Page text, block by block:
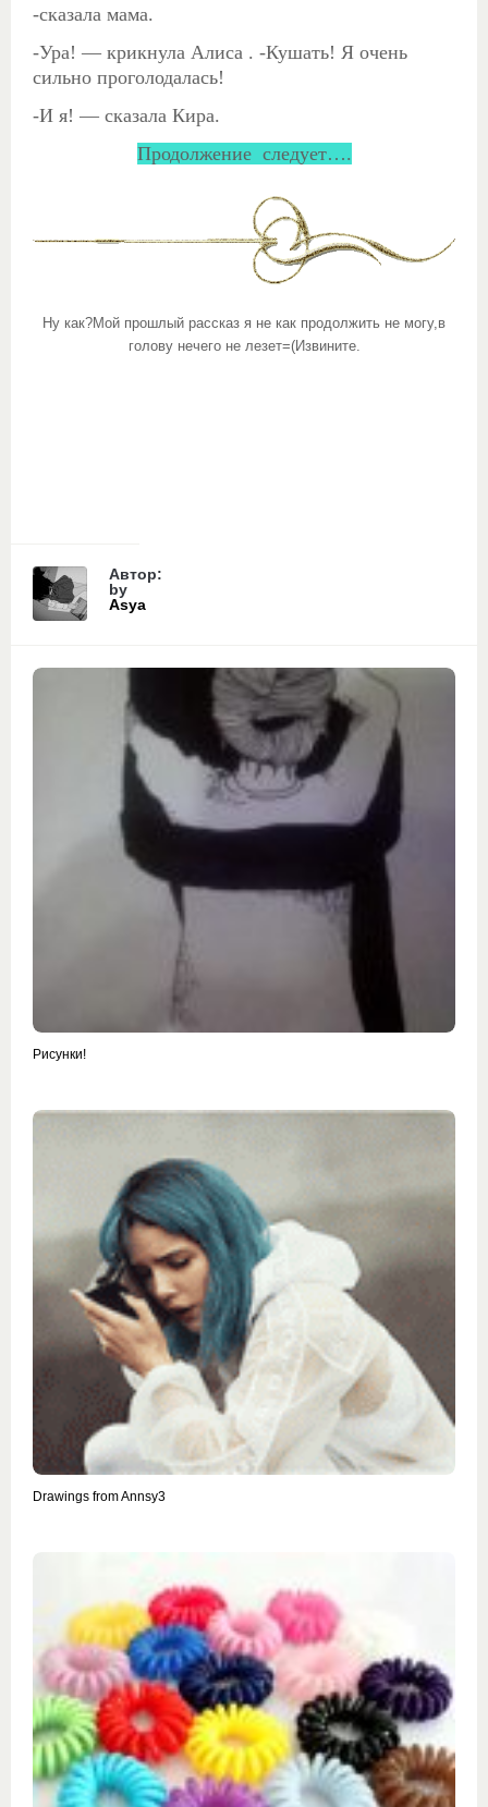
-сказала мама.
-Ура! — крикнула Алиса . -Кушать! Я очень
сильно проголодалась!
-И я! — сказала Кира.
Продолжение следует….
Ну как?Мой прошлый рассказ я не как продолжить не могу,в
голову нечего не лезет=(Извините.
Автор:
by
Asya
Рисунки!
Drawings from Annsy3